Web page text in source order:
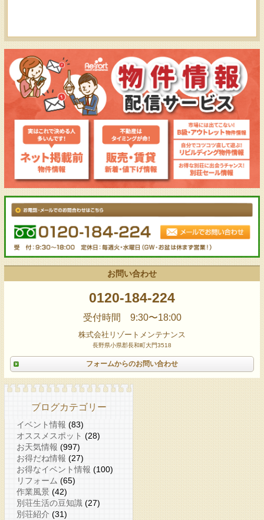
お問い合わせ
0120-184-224
受付時間 9:30〜18:00
株式会社リゾートメンテナンス
長野県小県郡長和町大門3518
フォームからのお問い合わせ
ブログカテゴリー
イベント情報 (83)
オススメスポット (28)
お天気情報 (997)
お得だね情報 (27)
お得なイベント情報 (100)
リフォーム (65)
作業風景 (42)
別荘生活の豆知識 (27)
別荘紹介 (31)